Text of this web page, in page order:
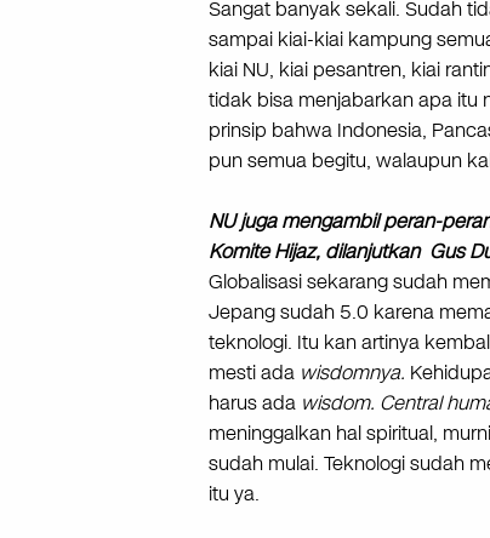
Sangat banyak sekali. Sudah
sampai kiai-kiai kampung
kiai NU, kiai pesantren, kiai
tidak bisa menjabarkan apa itu
prinsip bahwa Indonesia,
pun semua begitu, walaupun
NU juga mengambil peran-
Komite Hijaz, dilanjutkan Gus
Globalisasi sekarang sudah
Jepang sudah 5.0 karena
teknologi. Itu kan artinya
mesti ada wisdomnya.
harus ada wisdom. Central
meninggalkan hal spiritual,
sudah mulai. Teknologi sudah
itu ya.